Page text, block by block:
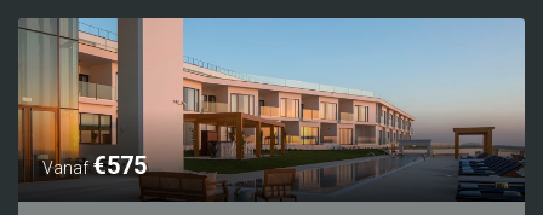
Vanaf€575